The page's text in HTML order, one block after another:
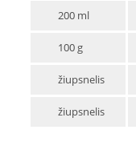
200 ml
100 g
žiupsnelis
žiupsnelis